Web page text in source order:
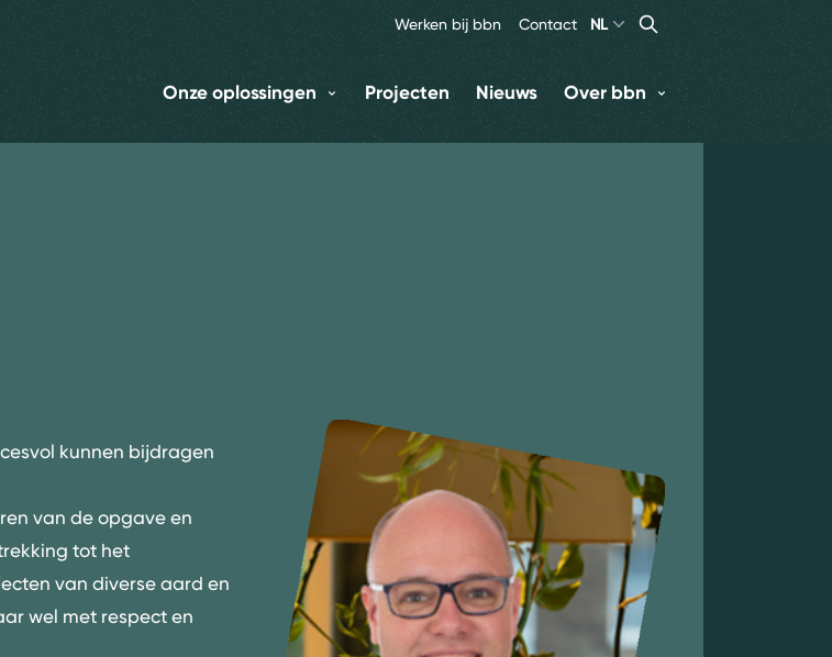
Werken bij bbn Contact NL Search
Zoeken
Onze oplossingen Projecten Nieuws Over bbn
kunnen bijdragen
van de opgave en
tot het
van diverse aard en
wel met respect en